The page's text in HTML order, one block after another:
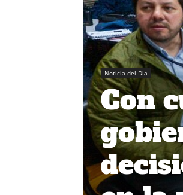
Noticia del Día
Con